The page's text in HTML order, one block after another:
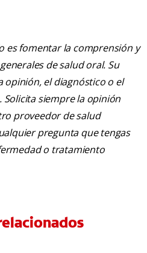
es fomentar la comprensión y
de salud oral. Su
el diagnóstico o el
siempre la opinión
proveedor de salud
pregunta que tengas
o tratamiento